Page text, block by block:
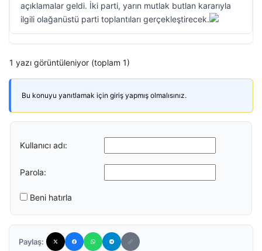
açıklamalar geldi. İki parti, yarın mutlak butlan kararıyla
ilgili olağanüstü parti toplantıları gerçekleştirecek.
1 yazı görüntüleniyor (toplam 1)
Bu konuyu yanıtlamak için giriş yapmış olmalısınız.
Kullanıcı adı:
Parola:
Beni hatırla
Paylaş: